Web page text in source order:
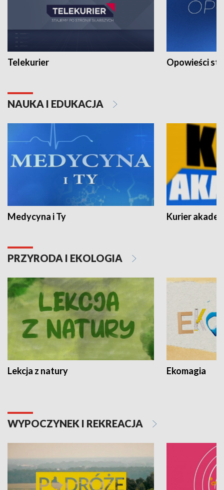
Telekurier Opowieści
NAUKA I EDUKACJA
Medycyna i Ty Kurier
PRZYRODA I EKOLOGIA
Lekcja z natury Ekomagia
WYPOCZYNEK I REKREACJA